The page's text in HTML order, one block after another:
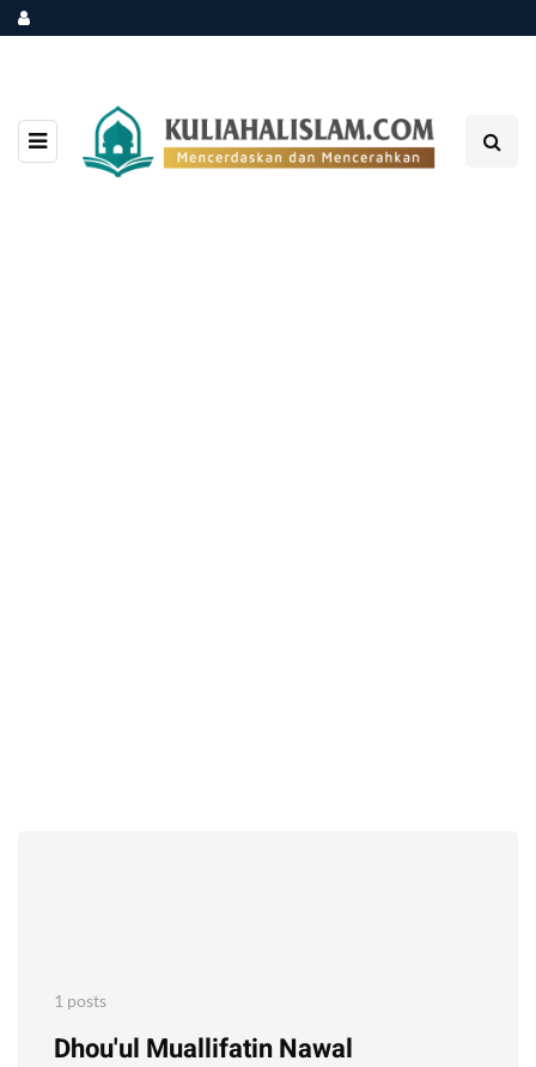
1 posts
Dhou'ul Muallifatin Nawal